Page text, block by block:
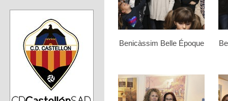
Benicàssim Belle Époque